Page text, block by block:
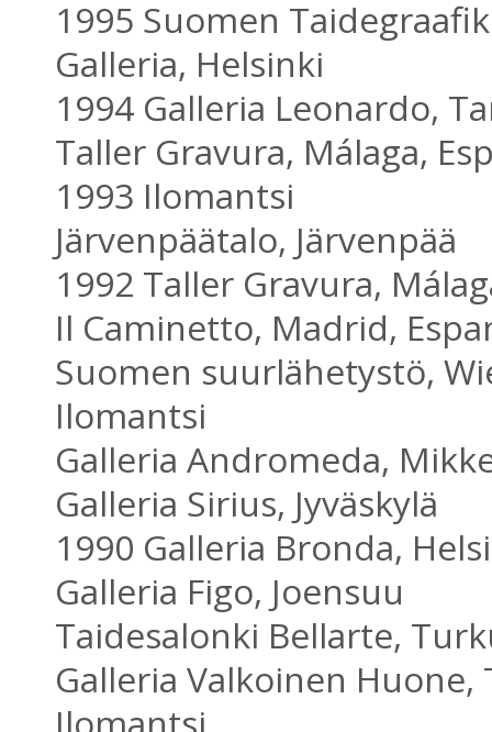
1995 Suomen
Galleria, Helsinki
1994 Galleria Leonardo,
Taller Gravura, Málaga,
1993 Ilomantsi
Järvenpäätalo, Järvenpää
1992 Taller Gravura,
Il Caminetto, Madrid,
Suomen suurlähetystö,
Ilomantsi
Galleria Andromeda,
Galleria Sirius, Jyväskylä
1990 Galleria Bronda,
Galleria Figo, Joensuu
Taidesalonki Bellarte,
Galleria Valkoinen Huone,